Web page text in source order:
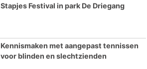
Stapjes Festival in park De Driegang
Kennismaken met aangepast tennissen
voor blinden en slechtzienden